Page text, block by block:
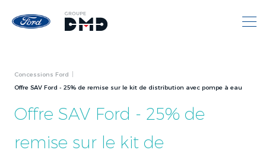
Concessions Ford
Offre SAV Ford - 25% de remise sur le kit de distribution avec pompe à eau
Offre SAV Ford - 25% de
remise sur le kit de